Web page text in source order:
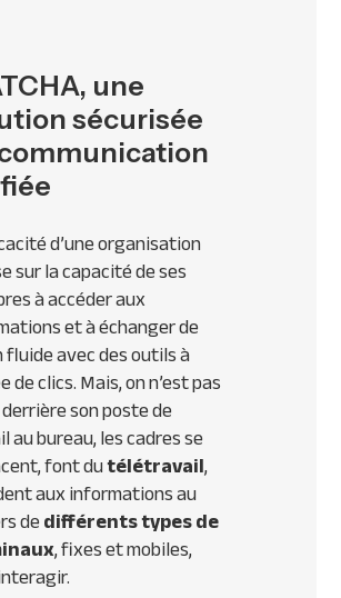
une
sécurisée
d’une organisation
sur la capacité de ses
à accéder aux
et à échanger de
avec des outils à
de clics. Mais, on n’est pas
son poste de
au bureau, les cadres se
font dutélétravail,
aux informations au
dedifférents types de
, fixes et mobiles,